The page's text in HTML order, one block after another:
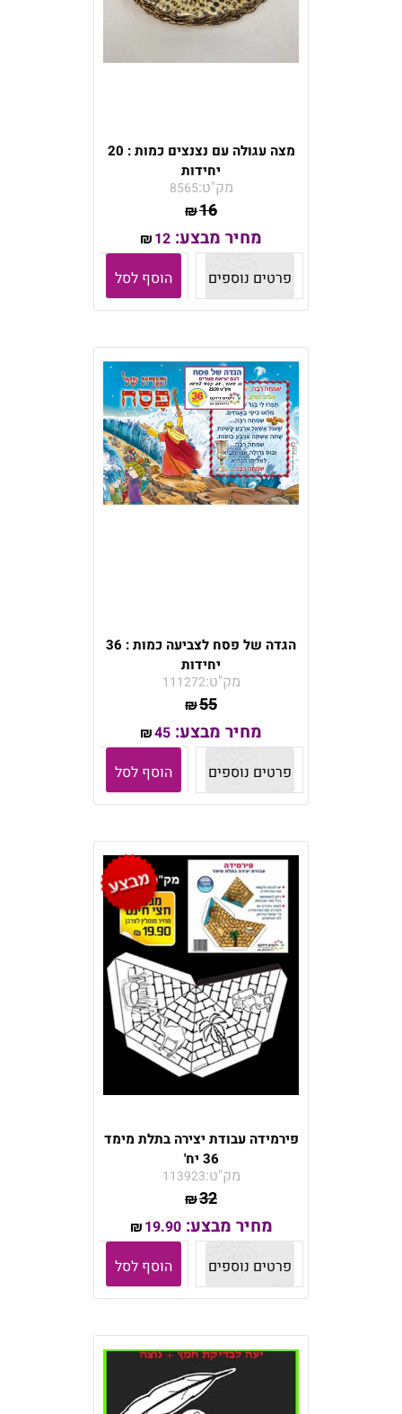
מצה עגולה עם נצנצים כמות : 20
יחידות
מק"ט:8565
₪16
מחיר מבצע: ₪12
פרטים נוספים
הוסף לסל
הגדה של פסח לצביעה כמות : 36
יחידות
מק"ט:111272
₪55
מחיר מבצע: ₪45
פרטים נוספים
הוסף לסל
פירמידה עבודת יצירה בתלת מימד
36 יח'
מק"ט:113923
₪32
מחיר מבצע: ₪19.90
פרטים נוספים
הוסף לסל